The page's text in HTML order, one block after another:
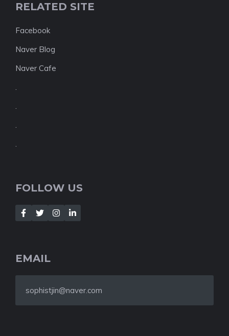
RELATED SITE
Facebook
Naver Blog
Naver Cafe
.
.
.
.
FOLLOW US
EMAIL
sophistjin@naver.com